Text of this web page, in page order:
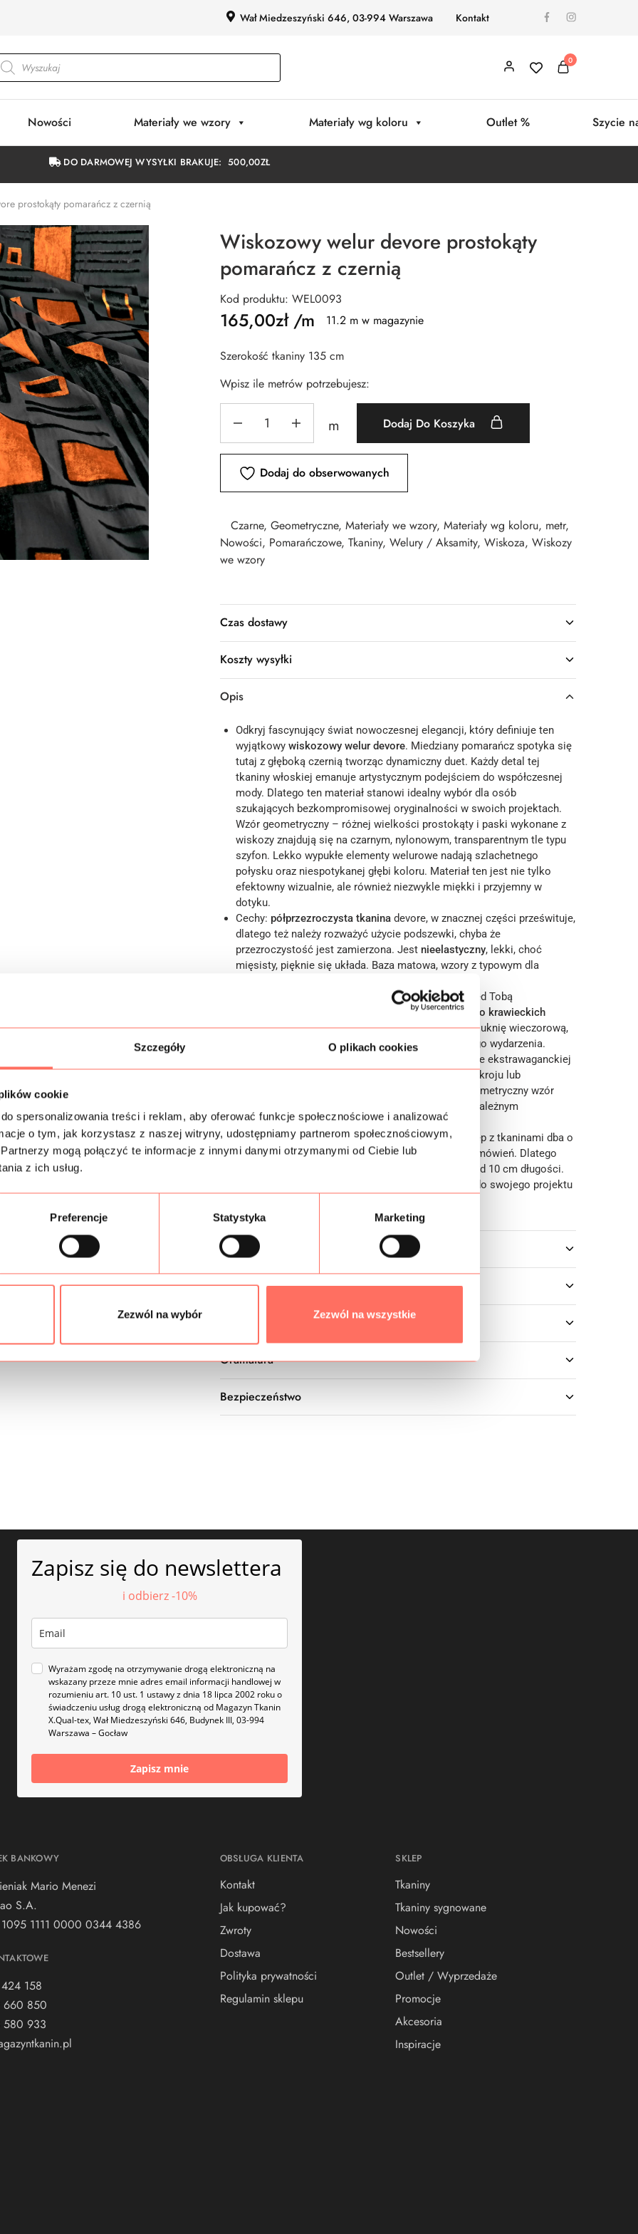
Szczegóły O plikach cookies
cookie
spersonalizowania treści i reklam, aby oferować funkcje społecznościowe i analizować
o tym, jak korzystasz z naszej witryny, udostępniamy partnerom społecznościowym,
mogą połączyć te informacje z innymi danymi otrzymanymi od Ciebie lub
z ich usług.
Preferencje Statystyka Marketing
Zezwól na wybór Zezwól na wszystkie
Wał Miedzeszyński 646, 03-994 Warszawa Kontakt
0
Nowości Materiały we wzory Materiały wg koloru Outlet % Szycie
DO DARMOWEJ WYSYŁKI BRAKUJE:500,00ZŁ
prostokąty pomarańcz z czernią
Wiskozowy welur devore prostokąty
pomarańcz z czernią
Kod produktu: WEL0093
165,00zł/m 11.2 m w magazynie
Szerokość tkaniny 135 cm
Wpisz ile metrów potrzebujesz:
m Dodaj Do Koszyka
Dodaj do obserwowanych
Czarne, Geometryczne, Materiały we wzory, Materiały wg koloru, metr,
Nowości, Pomarańczowe, Tkaniny, Welury / Aksamity, Wiskoza, Wiskozy
we wzory
Czas dostawy
Koszty wysyłki
Opis
Odkryj fascynujący świat nowoczesnej elegancji, który definiuje ten
wyjątkowywiskozowy welur devore. Miedziany pomarańcz spotyka się
tutaj z głęboką czernią tworząc dynamiczny duet. Każdy detal tej
tkaniny włoskiej emanuje artystycznym podejściem do współczesnej
mody. Dlatego ten materiał stanowi idealny wybór dla osób
szukających bezkompromisowej oryginalności w swoich projektach.
Wzór geometryczny – różnej wielkości prostokąty i paski wykonane z
wiskozy znajdują się na czarnym, nylonowym, transparentnym tle typu
szyfon. Lekko wypukłe elementy welurowe nadają szlachetnego
połysku oraz niespotykanej głębi koloru. Materiał ten jest nie tylko
efektowny wizualnie, ale również niezwykle miękki i przyjemny w
dotyku.
Cechy: półprzezroczysta tkanina devore, w znacznej części prześwituje,
dlatego też należy rozważyć użycie podszewki, chyba że
przezroczystość jest zamierzona. Jestnieelastyczny, lekki, choć
mięsisty, pięknie się układa. Baza matowa, wzory z typowym dla
Zastosowanie: ten luksusowy materiał otwiera przed Tobą
nieograniczone możliwości projektowe izachęca do krawieckich
eksperymentów. Stworzysz z niego spektakularną suknię wieczorową,
która przyciągnie każde spojrzenie podczas ważnego wydarzenia.
Ponadto tkanina ta doskonale sprawdzi się w formie ekstrawaganckiej
bluzki, spektakularnej spódnicy o rozkloszowanym kroju lub
luksusowej narzutki typu kimono. Nowoczesny geometryczny wzór
pozwala na tworzenie kreacji o bardzo silnym i niezależnym
charakterze.
Towelur na metry, bardzo dobrej jakości. Nasz sklep z tkaninami dba o
Twój komfort oraz najwyższą precyzję realizacji zamówień. Dlatego
oferujemy unikalną możliwość zakupu tkaniny już od 10 cm długości.
W ten sposób idealnie dopasujesz ilość materiału do swojego projektu
Informacje dodatkowe
Skład
Gramatura
Bezpieczeństwo
Zapisz się do newslettera
i odbierz -10%
Wyrażam zgodę na otrzymywanie drogą elektroniczną na
wskazany przeze mnie adres email informacji handlowej w
rozumieniu art. 10 ust. 1 ustawy z dnia 18 lipca 2002 roku o
świadczeniu usług drogą elektroniczną od Magazyn Tkanin
X.Qual-tex, Wał Miedzeszyński 646, Budynek III, 03-994
Warszawa – Gocław
Zapisz mnie
BANKOWY
Mario Menezi
S.A.
1111 0000 0344 4386
158
850
933
OBSŁUGA KLIENTA
Kontakt
Jak kupować?
Zwroty
Dostawa
Polityka prywatności
Regulamin sklepu
SKLEP
Tkaniny
Tkaniny sygnowane
Nowości
Bestsellery
Outlet / Wyprzedaże
Promocje
Akcesoria
Inspiracje